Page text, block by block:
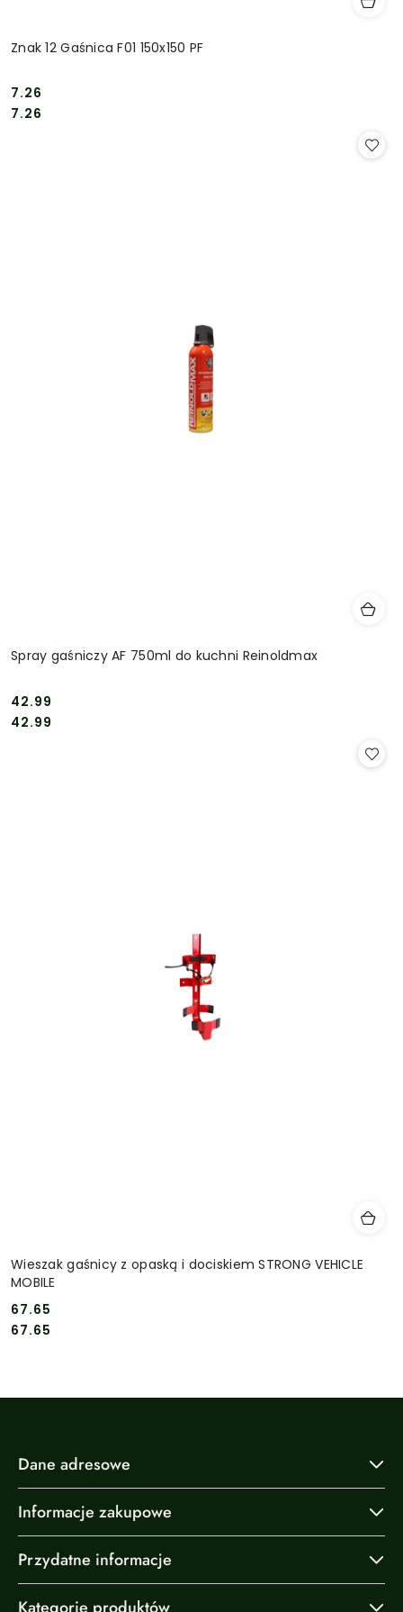
Znak 12 Gaśnica F01 150x150 PF
Cena:
7.26
Cena:
7.26
Spray gaśniczy AF 750ml do kuchni Reinoldmax
Cena:
42.99
Cena:
42.99
Wieszak gaśnicy z opaską i dociskiem STRONG VEHICLE
MOBILE
Cena:
67.65
Cena:
67.65
Dane adresowe
Informacje zakupowe
Przydatne informacje